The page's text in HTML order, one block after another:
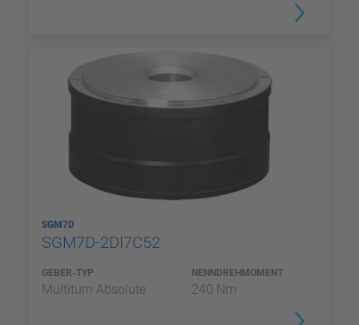
SGM7D
SGM7D-2DI7C52
GEBER-TYP
Multiturn Absolute
NENNDREHMOMENT
240 Nm